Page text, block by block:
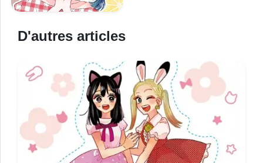
D'autres articles